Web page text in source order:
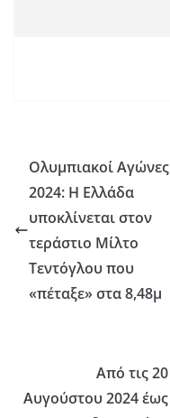
Ολυμπιακοί Αγώνες
2024: Η Ελλάδα
υποκλίνεται στον
τεράστιο Μίλτο
Τεντόγλου που
«πέταξε» στα 8,48μ
Από τις 20
Αυγούστου 2024 έως